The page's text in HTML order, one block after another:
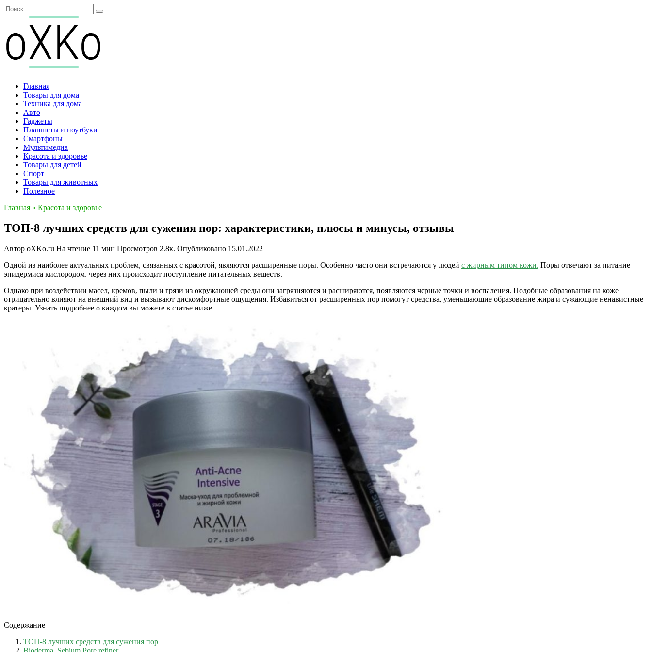
Перейти
к
содержанию
Search
for:
Главная
Товары для дома
Техника для дома
Авто
Гаджеты
Планшеты и ноутбуки
Смартфоны
Мультимедиа
Красота и здоровье
Товары для детей
Спорт
Товары для животных
Полезное
Главная » Красота и здоровье
ТОП-8 лучших средств для сужения пор: характеристики, плюсы и минусы, отзывы
Автор oXKo.ru На чтение 11 мин Просмотров 2.8к. Опубликовано 15.01.2022
Одной из наиболее актуальных проблем, связанных с красотой, являются расширенные поры. Особенно часто они встречаются у людей с жирным типом кожи. Поры отвечают за питание
эпидермиса кислородом, через них происходит поступление питательных веществ.
Однако при воздействии масел, кремов, пыли и грязи из окружающей среды они загрязняются и расширяются, появляются черные точки и воспаления. Подобные образования на коже
отрицательно влияют на внешний вид и вызывают дискомфортные ощущения. Избавиться от расширенных пор помогут средства, уменьшающие образование жира и сужающие ненавистные
кратеры. Узнать подробнее о каждом вы можете в статье ниже.
Содержание
ТОП-8 лучших средств для сужения пор
Bioderma, Sebium Pore refiner